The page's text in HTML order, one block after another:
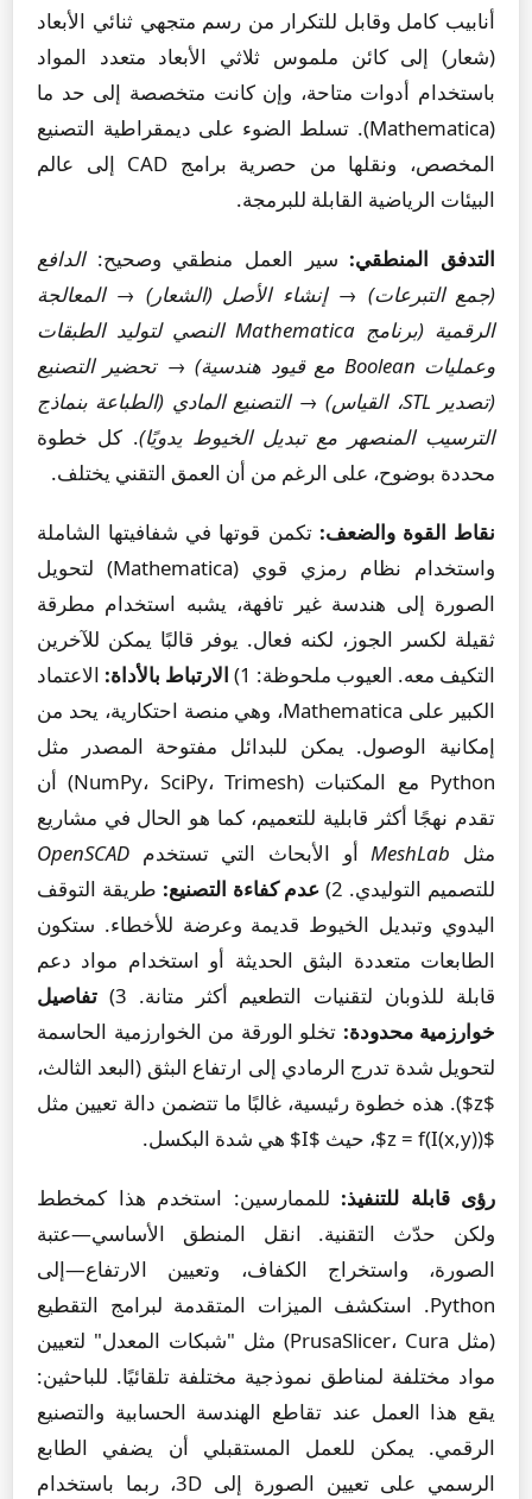
أنابيب كامل وقابل للتكرار من رسم متجهي ثنائي الأبعاد
(شعار) إلى كائن ملموس ثلاثي الأبعاد متعدد المواد
باستخدام أدوات متاحة، وإن كانت متخصصة إلى حد ما
(Mathematica). تسلط الضوء على ديمقراطية التصنيع
المخصص، ونقلها من حصرية برامج CAD إلى عالم
البيئات الرياضية القابلة للبرمجة.
التدفق المنطقي: سير العمل منطقي وصحيح:الدافع
(جمع التبرعات) →إنشاء الأصل (الشعار) →المعالجة
الرقمية (برنامج Mathematica النصي لتوليد الطبقات
وعمليات Boolean مع قيود هندسية)
→تحضير التصنيع
(تصدير STL، القياس)
→التصنيع المادي (الطباعة بنماذج
الترسيب المنصهر مع تبديل الخيوط يدويًا). كل خطوة
محددة بوضوح، على الرغم من أن العمق التقني يختلف.
نقاط القوة والضعف: تكمن قوتها في شفافيتها الشاملة
واستخدام نظام رمزي قوي (Mathematica) لتحويل
الصورة إلى هندسة غير تافهة، يشبه استخدام مطرقة
ثقيلة لكسر الجوز، لكنه فعال. يوفر قالبًا يمكن للآخرين
التكيف معه. العيوب ملحوظة: 1)
الارتباط بالأداة: الاعتماد
الكبير على Mathematica، وهي منصة احتكارية، يحد من
إمكانية الوصول. يمكن للبدائل مفتوحة المصدر مثل
Python مع المكتبات (NumPy، SciPy، Trimesh) أن
تقدم نهجًا أكثر قابلية للتعميم، كما هو الحال في مشاريع
مثل MeshLabأو الأبحاث التي تستخدم OpenSCAD
للتصميم التوليدي. 2)
عدم كفاءة التصنيع: طريقة التوقف
اليدوي وتبديل الخيوط قديمة وعرضة للأخطاء. ستكون
الطابعات متعددة البثق الحديثة أو استخدام مواد دعم
قابلة للذوبان لتقنيات التطعيم أكثر متانة. 3)
تفاصيل
خوارزمية محدودة: تخلو الورقة من الخوارزمية الحاسمة
لتحويل شدة تدرج الرمادي إلى ارتفاع البثق (البعد الثالث،
$z$). هذه خطوة رئيسية، غالبًا ما تتضمن دالة تعيين مثل
$z = f(I(x,y))$، حيث $I$ هي شدة البكسل.
رؤى قابلة للتنفيذ: للممارسين: استخدم هذا كمخطط
ولكن حدّث التقنية. انقل المنطق الأساسي—عتبة
الصورة، واستخراج الكفاف، وتعيين الارتفاع—إلى
Python. استكشف الميزات المتقدمة لبرامج التقطيع
(مثل PrusaSlicer، Cura) مثل "شبكات المعدل" لتعيين
مواد مختلفة لمناطق نموذجية مختلفة تلقائيًا. للباحثين:
يقع هذا العمل عند تقاطع الهندسة الحسابية والتصنيع
الرقمي. يمكن للعمل المستقبلي أن يضفي الطابع
الرسمي على تعيين الصورة إلى 3D، ربما باستخدام